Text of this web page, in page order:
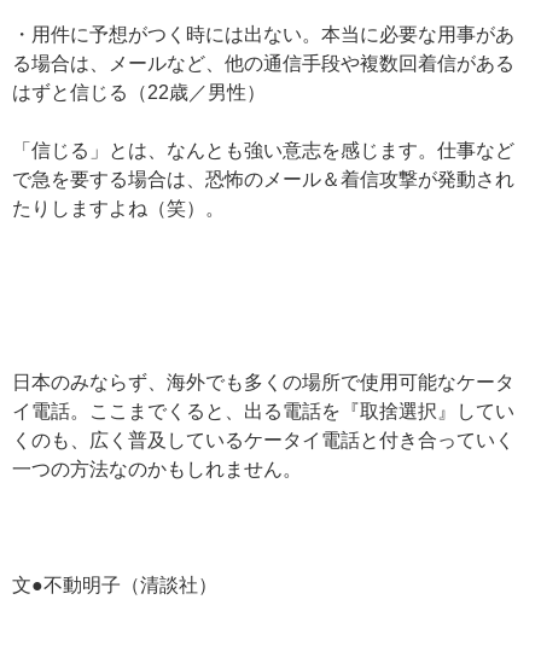
・用件に予想がつく時には出ない。本当に必要な用事があ
る場合は、メールなど、他の通信手段や複数回着信がある
はずと信じる（22歳／男性）
「信じる」とは、なんとも強い意志を感じます。仕事など
で急を要する場合は、恐怖のメール＆着信攻撃が発動され
たりしますよね（笑）。
日本のみならず、海外でも多くの場所で使用可能なケータ
イ電話。ここまでくると、出る電話を『取捨選択』してい
くのも、広く普及しているケータイ電話と付き合っていく
一つの方法なのかもしれません。
文●不動明子（清談社）